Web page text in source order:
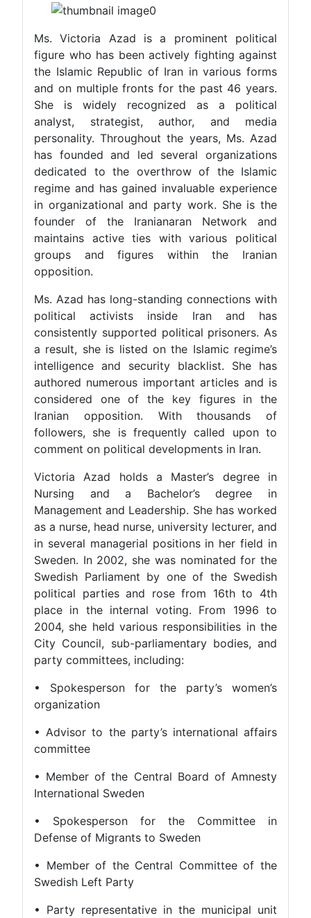
Ms. Victoria Azad is a prominent political
figure who has been actively fighting against
the Islamic Republic of Iran in various forms
and on multiple fronts for the past 46 years.
She is widely recognized as a political
analyst, strategist, author, and media
personality. Throughout the years, Ms. Azad
has founded and led several organizations
dedicated to the overthrow of the Islamic
regime and has gained invaluable experience
in organizational and party work. She is the
founder of the Iranianaran Network and
maintains active ties with various political
groups and figures within the Iranian
opposition.
Ms. Azad has long-standing connections with
political activists inside Iran and has
consistently supported political prisoners. As
a result, she is listed on the Islamic regime’s
intelligence and security blacklist. She has
authored numerous important articles and is
considered one of the key figures in the
Iranian opposition. With thousands of
followers, she is frequently called upon to
comment on political developments in Iran.
Victoria Azad holds a Master’s degree in
Nursing and a Bachelor’s degree in
Management and Leadership. She has worked
as a nurse, head nurse, university lecturer, and
in several managerial positions in her field in
Sweden. In 2002, she was nominated for the
Swedish Parliament by one of the Swedish
political parties and rose from 16th to 4th
place in the internal voting. From 1996 to
2004, she held various responsibilities in the
City Council, sub-parliamentary bodies, and
party committees, including:
• Spokesperson for the party’s women’s
organization
• Advisor to the party’s international affairs
committee
• Member of the Central Board of Amnesty
International Sweden
• Spokesperson for the Committee in
Defense of Migrants to Sweden
• Member of the Central Committee of the
Swedish Left Party
• Party representative in the municipal unit